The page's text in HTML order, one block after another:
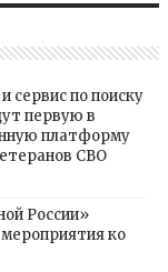
сервис по поиску
первую в
платформу
СВО
России»
ко